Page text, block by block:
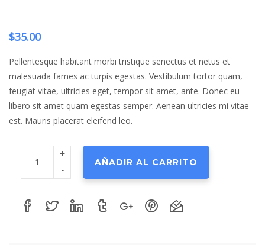
$35.00
Pellentesque habitant morbi tristique senectus et netus et
malesuada fames ac turpis egestas. Vestibulum tortor quam,
feugiat vitae, ultricies eget, tempor sit amet, ante. Donec eu
libero sit amet quam egestas semper. Aenean ultricies mi vitae
est. Mauris placerat eleifend leo.
+
-
AÑADIR AL CARRITO